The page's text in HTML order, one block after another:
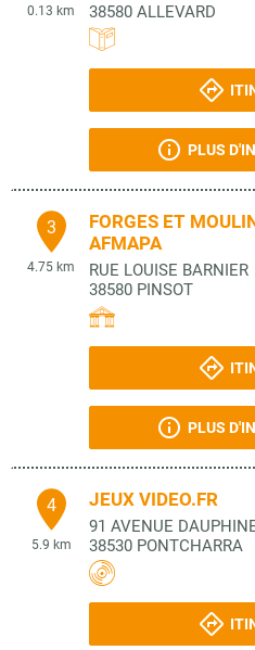
0.13 km
38580 ALLEVARD
PLUS
3
4.75 km
FORGES ET
AFMAPA
RUE LOUISE BARNIER
38580 PINSOT
PLUS
4
5.9 km
JEUX VIDEO.FR
91 AVENUE
38530 PONTCHARRA